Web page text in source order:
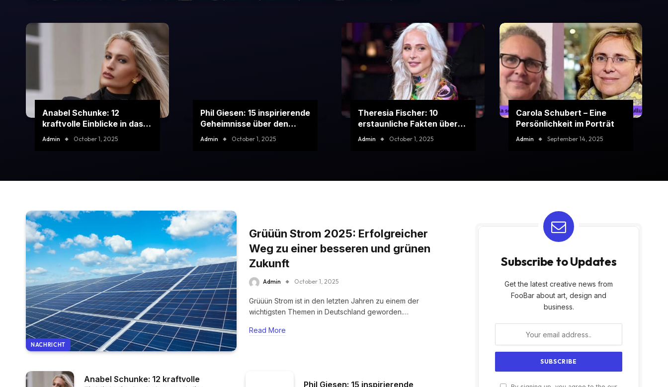
Anabel Schunke: 12
kraftvolle Einblicke in das
Leben und die Karriere der
Admin October 1, 2025
Phil Giesen: 15 inspirierende
Geheimnisse über den
deutschen Star, die Sie
Admin October 1, 2025
Theresia Fischer: 10
erstaunliche Fakten über
die umstrittene
Admin October 1, 2025
Carola Schubert – Eine
Persönlichkeit im Porträt
Admin September 14, 2025
NACHRICHT
Grüüün Strom 2025: Erfolgreicher
Weg zu einer besseren und grünen
Zukunft
Admin October 1, 2025
Grüüün Strom ist in den letzten Jahren zu einem der
wichtigsten Themen in Deutschland geworden.…
Read More
Anabel Schunke: 12 kraftvolle
Phil Giesen: 15 inspirierende
Subscribe to Updates
Get the latest creative news from
FooBar about art, design and
business.